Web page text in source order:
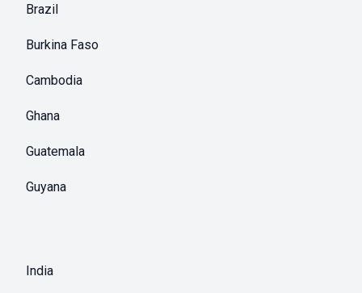
Brazil
Burkina Faso
Cambodia
Ghana
Guatemala
Guyana
India